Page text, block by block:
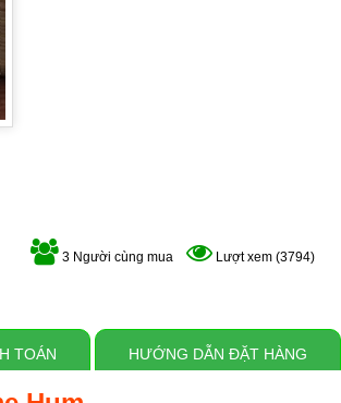
3 Người cùng mua Lượt xem (3794)
TOÁN HƯỚNG DẪN ĐẶT HÀNG